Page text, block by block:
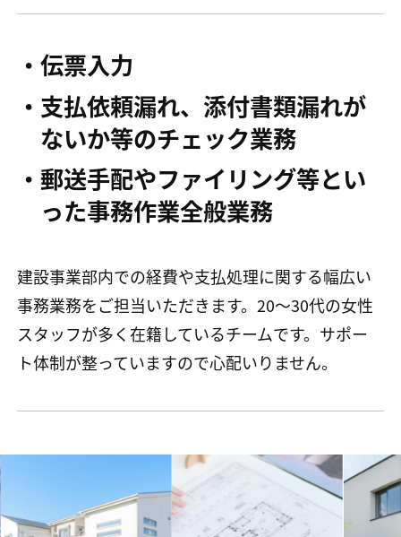
伝票入力
支払依頼漏れ、添付書類漏れが
ないか等のチェック業務
郵送手配やファイリング等とい
った事務作業全般業務
建設事業部内での経費や支払処理に関する幅広い
事務業務をご担当いただきます。20〜30代の女性
スタッフが多く在籍しているチームです。サポー
ト体制が整っていますので心配いりません。